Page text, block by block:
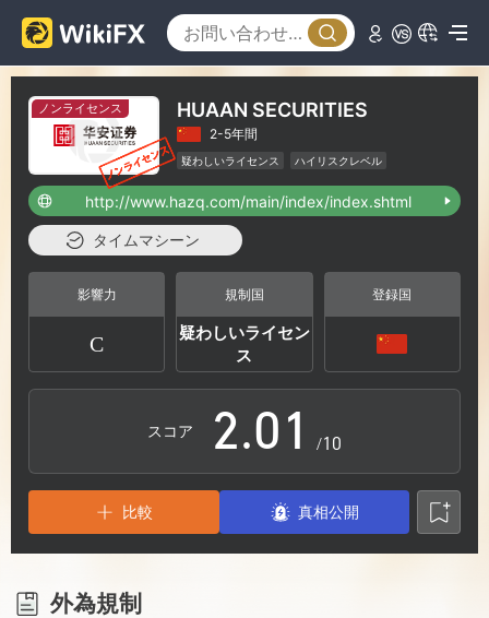
ノンライセンス HUAAN SECURITIES
2-5年間
疑わしいライセンス ハイリスクレベル
http://www.hazq.com/main/index/index.shtml
タイムマシーン
影響力
C
規制国
疑わしいライセン
ス
登録国
スコア
0
1
2
3
4
.0
1
2
0
1
2
3
/10
比較 真相公開
外為規制